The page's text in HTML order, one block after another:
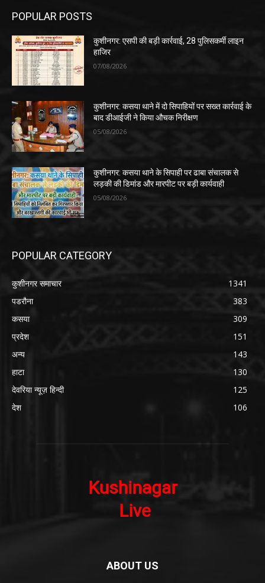
POPULAR POSTS
कुशीनगर: एसपी की बड़ी कार्रवाई, 28 पुलिसकर्मी लाइन
हाजिर
07/08/2026
कुशीनगर: कसया थाने में दो सिपाहियों पर सख्त कार्रवाई के
बाद डीआईजी ने किया औचक निरीक्षण
05/08/2026
कुशीनगर: कसया थाने के सिपाही पर ढाबा संचालक से
लड़की की डिमांड और मारपीट पर बड़ी कार्यवाही
05/08/2026
POPULAR CATEGORY
कुशीनगर समाचार
1341
पडरौना
383
कसया
309
प्रदेश
151
अन्य
143
हाटा
130
देवरिया न्यूज़ हिन्दी
125
देश
106
ABOUT US